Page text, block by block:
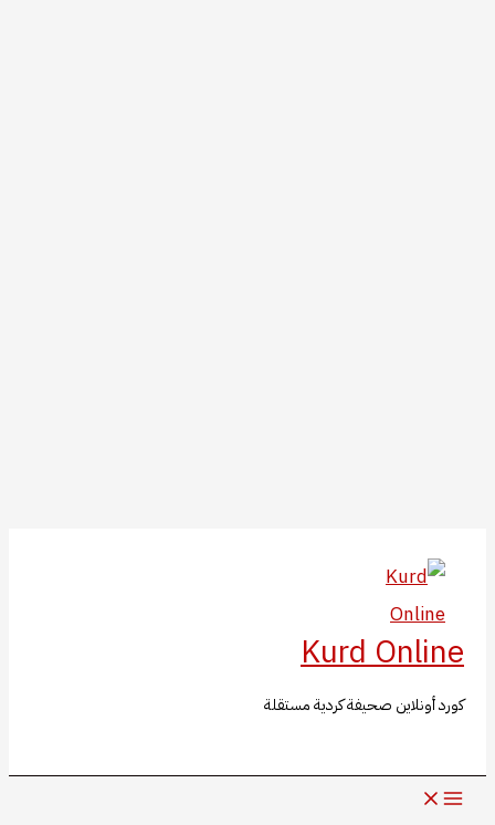
المحتوى
Kurd Online
كورد أونلاين صحيفة كردية مستقلة